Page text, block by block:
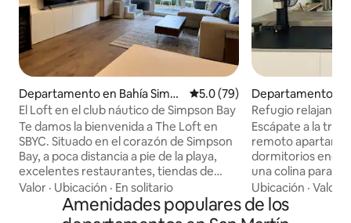
Departamento en Bahía Simps
on
Calificación promedio: 5.0 de
5.0 (79)
El Loft en el club náutico de Simpson Bay
Te damos la bienvenida a The Loft en
SBYC. Situado en el corazón de Simpson
Bay, a poca distancia a pie de la playa,
excelentes restaurantes, tiendas de
comestibles, tiendas, salones/spas y
mucho más. En este apartamento de
estilo loft totalmente renovado,
Valor · Ubicación · En solitario
Departamento en
nce's Quarter
Refugio relajante
Escápate a la
remoto
dormitorios
una colina para
serenidad en un
desorden
nuestra amplia
Ubicación ·Valor
Amenidades populares de los